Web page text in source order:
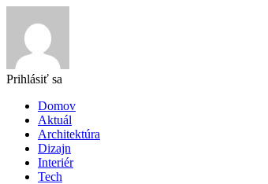
Prihlásiť sa
Domov
Aktuál
Architektúra
Dizajn
Interiér
Tech